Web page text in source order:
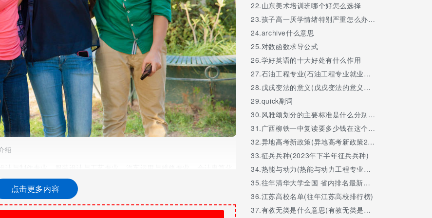
绍
艺术之理念和现代艺术之能力实践的专业学习，培养学生的艺术美感、理
么专业好莱西市职业中等专业学校学什么专业好序号专业名称1机械加工
车运用与维修专业5会计电算化专业6计算机专业莱西市职业中等专业学
展，掌握扎实的科学文化基础和服装结构设计、系列推板、工艺设计等
点击更多内容
22.山东美术培训班哪个好怎么选择
23.孩子高一厌学情绪特别严重怎么办,家长如何引导
24.archive什么意思
25.对数函数求导公式
26.学好英语的十大好处有什么作用
27.石油工程专业(石油工程专业就业前景与就业方向)
28.戊戌变法的意义(戊戌变法的意义和失败的原因,教训)
29.quick副词
30. 风雅颂划分的主要标准是什么分别指什么
31.广西柳铁一中复读要多少钱在这个学校复读怎么样
32.异地高考新政策(异地高考新政策2023内蒙古)
33.征兵兵种(2023年下半年征兵兵种)
34.热能与动力(热能与动力工程专业属于什么类)
35.往年清华大学全国 省内排名最新排名榜
36.江苏高校名单(往年江苏高校排行榜)
37.有教无类是什么意思(有教无类是什么意思因材施教是什么意思)